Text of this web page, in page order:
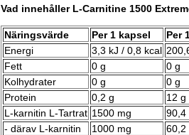
Vad innehåller L-Carnitine 1500
Näringsvärde Per 1 kapsel
Per
Energi
3,3 kJ / 0,8 kcal
Fett
0 g
0 g
Kolhydrater
0 g
0 g
Protein
0,2 g
12 g
L-karnitin L-Tartrat 1500 mg
90,4
- därav L-karnitin
1000 mg 60,2